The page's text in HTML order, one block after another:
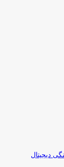
دیجیتال